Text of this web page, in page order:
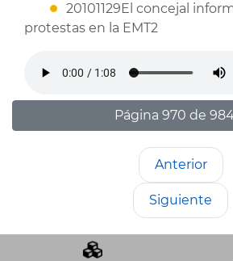
20101129El concejal
protestas en la EMT2
Página 970 de
Anterior
Siguiente